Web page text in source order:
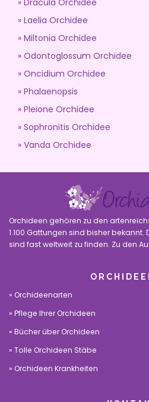
Dracula Orchidee
Laelia Orchidee
Miltonia Orchidee
Odontoglossum Orchidee
Oncidium Orchidee
Phalaenopsis
Pleione Orchidee
Sophronitis Orchidee
Vanda Orchidee
Orchideen gehören zu den
1.100 Gattungen sind bisher bekannt.
sind fast weltweit zu finden. Zu den
Orchideenarten
Pflege Ihrer Orchideen
Bücher über Orchideen
Tolle Orchideen Stäbe
Orchideen Krankheiten